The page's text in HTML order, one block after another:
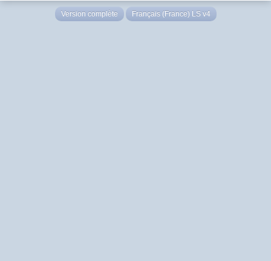
Version complète Français (France) LS v4